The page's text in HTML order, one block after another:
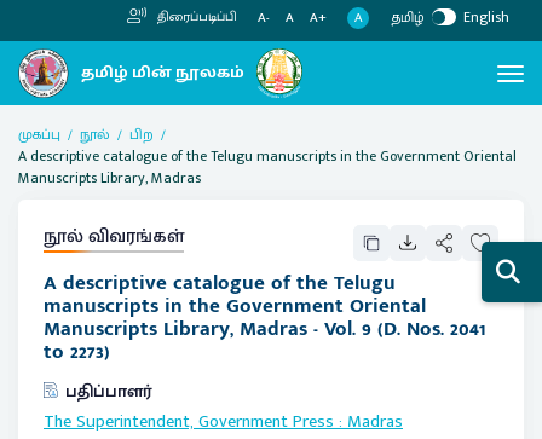
திரைப்படிப்பி A- A A+ A தமிழ் English
முகப்பு நூல்
பிற
A descriptive catalogue of the Telugu manuscripts in the Government Oriental
Manuscripts Library, Madras
நூல் விவரங்கள்
A descriptive catalogue of the Telugu
manuscripts in the Government Oriental
Manuscripts Library, Madras - Vol. 9 (D. Nos. 2041
to 2273)
பதிப்பாளர்
The Superintendent, Government Press:Madras